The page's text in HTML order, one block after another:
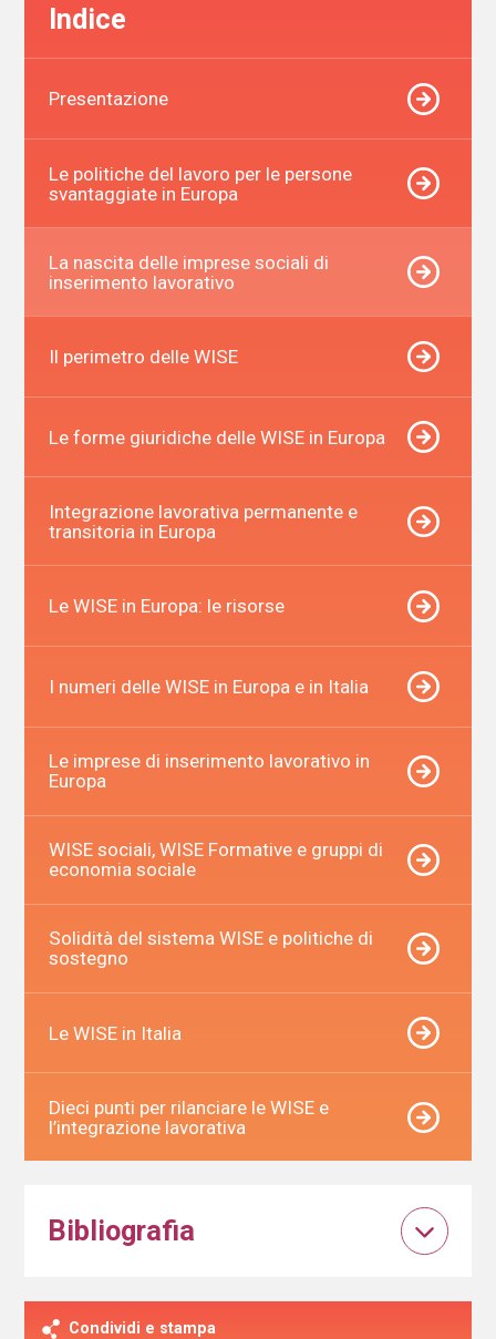
Indice
Presentazione
Le politiche del lavoro per le persone
svantaggiate in Europa
La nascita delle imprese sociali di
inserimento lavorativo
Il perimetro delle WISE
Le forme giuridiche delle WISE in Europa
Integrazione lavorativa permanente e
transitoria in Europa
Le WISE in Europa: le risorse
I numeri delle WISE in Europa e in Italia
Le imprese di inserimento lavorativo in
Europa
WISE sociali, WISE Formative e gruppi di
economia sociale
Solidità del sistema WISE e politiche di
sostegno
Le WISE in Italia
Dieci punti per rilanciare le WISE e
l’integrazione lavorativa
Bibliografia
Condividi e stampa